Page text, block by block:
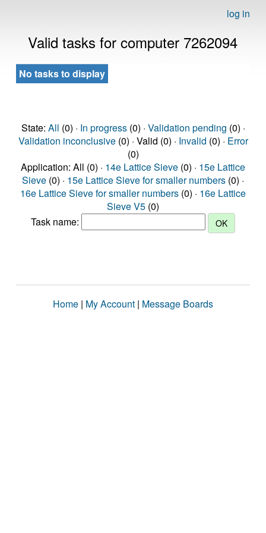
log in
Valid tasks for computer 7262094
No tasks to display
State: All (0) · In progress(0) · Validation pending (0) ·
Validation inconclusive(0) · Valid (0) · Invalid (0) · Error
(0)
Application: All (0) · 14e Lattice Sieve (0) · 15e Lattice
Sieve (0) · 15e Lattice Sieve for smaller numbers (0) ·
16e Lattice Sieve for smaller numbers (0) · 16e Lattice
Sieve V5 (0)
Task name:
Home | My Account | Message Boards